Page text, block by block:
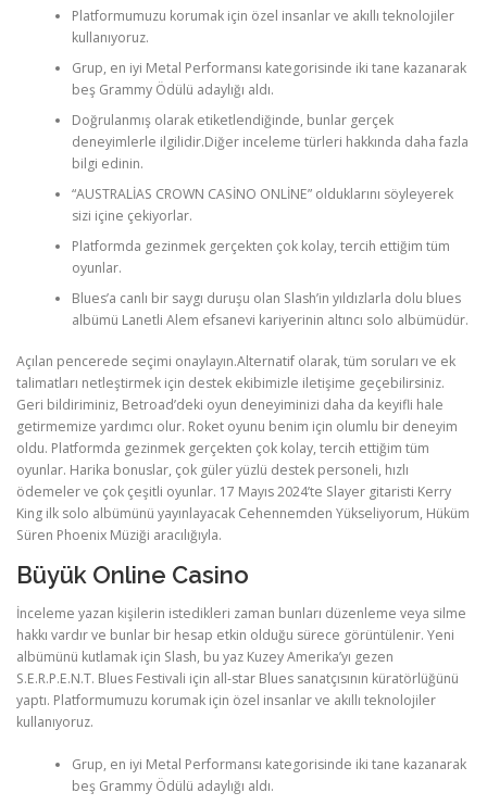
NEW LIFE TRANSFORMATIONAL TECHNIQUE
PHYSICAL THERAPY
POST SURGICAL REHABILITATION THERAPY
TESTIMONIALS
THERAPEUTIC MODALITIES
TRANSFORMATIONAL (LIFE) COACHING
ULTRASOUND
Platformumuzu korumak için özel insanlar ve akıllı teknolojiler
kullanıyoruz.
Grup, en iyi Metal Performansı kategorisinde iki tane kazanarak
beş Grammy Ödülü adaylığı aldı.
Doğrulanmış olarak etiketlendiğinde, bunlar gerçek
deneyimlerle ilgilidir.Diğer inceleme türleri hakkında daha fazla
bilgi edinin.
“AUSTRALİAS CROWN CASİNO ONLİNE” olduklarını söyleyerek
sizi içine çekiyorlar.
Platformda gezinmek gerçekten çok kolay, tercih ettiğim tüm
oyunlar.
Blues’a canlı bir saygı duruşu olan Slash’in yıldızlarla dolu blues
albümü Lanetli Alem efsanevi kariyerinin altıncı solo albümüdür.
Açılan pencerede seçimi onaylayın.Alternatif olarak, tüm soruları ve ek
talimatları netleştirmek için destek ekibimizle iletişime geçebilirsiniz.
Geri bildiriminiz, Betroad’deki oyun deneyiminizi daha da keyifli hale
getirmemize yardımcı olur. Roket oyunu benim için olumlu bir deneyim
oldu. Platformda gezinmek gerçekten çok kolay, tercih ettiğim tüm
oyunlar. Harika bonuslar, çok güler yüzlü destek personeli, hızlı
ödemeler ve çok çeşitli oyunlar. 17 Mayıs 2024’te Slayer gitaristi Kerry
King ilk solo albümünü yayınlayacak Cehennemden Yükseliyorum, Hüküm
Süren Phoenix Müziği aracılığıyla.
Büyük Online Casino
İnceleme yazan kişilerin istedikleri zaman bunları düzenleme veya silme
hakkı vardır ve bunlar bir hesap etkin olduğu sürece görüntülenir. Yeni
albümünü kutlamak için Slash, bu yaz Kuzey Amerika’yı gezen
S.E.R.P.E.N.T. Blues Festivali için all-star Blues sanatçısının küratörlüğünü
yaptı. Platformumuzu korumak için özel insanlar ve akıllı teknolojiler
kullanıyoruz.
Grup, en iyi Metal Performansı kategorisinde iki tane kazanarak
beş Grammy Ödülü adaylığı aldı.